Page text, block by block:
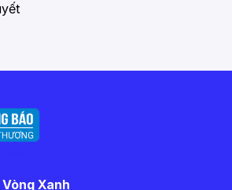
Xanh